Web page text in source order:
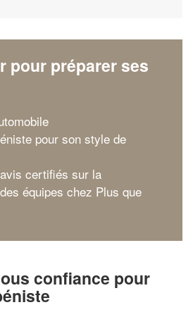
pour préparer ses
pour son style de
certifiés sur la
équipes chez Plus que
confiance pour